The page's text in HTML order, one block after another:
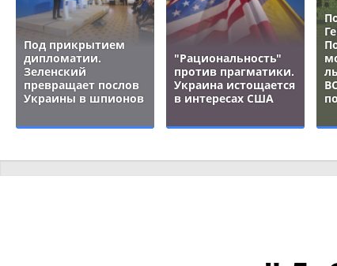
Под прикрытием
дипломатии.
Зеленский
превращает послов
Украины в шпионов
"Рациональность"
против прагматики.
Украина истощается
в интересах США